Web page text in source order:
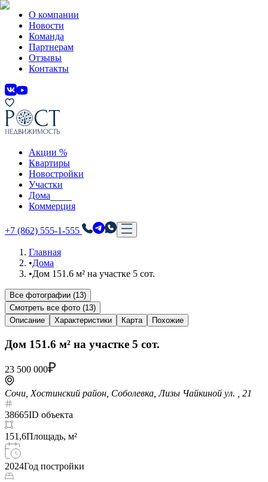
О компании
Новости
Команда
Партнерам
Отзывы
Контакты
Акции %
Квартиры
Новостройки
Участки
Дома
Коммерция
+7 (862) 555-1-555
Главная
•Дома
•Дом 151.6 м² на участке 5 сот.
Все фотографии (13)
Смотреть все фото (13)
Описание
Характеристики Карта Похожие
Дом 151.6 м² на участке 5 сот.
23 500 000
Сочи, Хостинский район, Соболевка, Лизы Чайкиной ул. , 21
38665ID объекта
151,6Площадь, м²
2024Год постройки